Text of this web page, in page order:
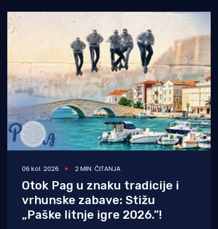
06 kol. 2026 2 MIN. ČITANJA
Otok Pag u znaku tradicije i
vrhunske zabave: Stižu
„Paške litnje igre 2026.”!